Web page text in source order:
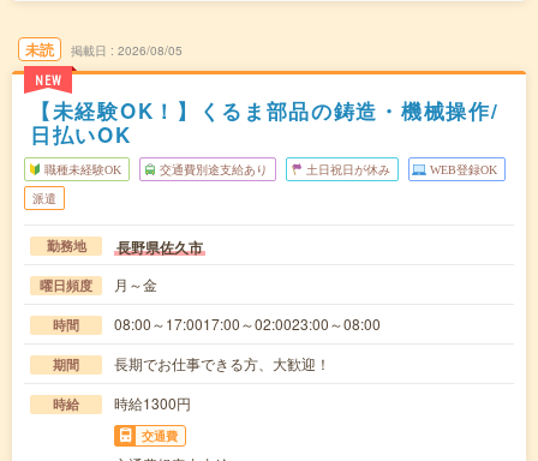
未読
NEW
掲載日 2026/08/05
【未経験OK！】くるま部品の鋳造・機械操作/
日払いOK
職種未経験OK 交通費別途支給あり 土日祝日が休み WEB登録OK
派遣
勤務地 長野県佐久市
曜日頻度 月～金
時間 08:00～17:0017:00～02:0023:00～08:00
期間 長期でお仕事できる方、大歓迎！
時給 時給1300円
交通費